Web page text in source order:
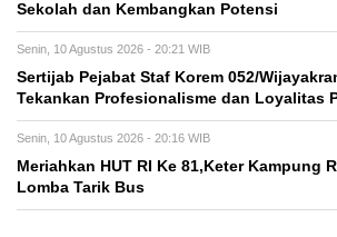
Sekolah dan Kembangkan Potensi
Senin, 10 Agustus 2026 - 20:21 WIB
Sertijab Pejabat Staf Korem 052/
Tekankan Profesionalisme dan Loyalitas
Senin, 10 Agustus 2026 - 20:16 WIB
Meriahkan HUT RI Ke 81,Keter Kampung
Lomba Tarik Bus